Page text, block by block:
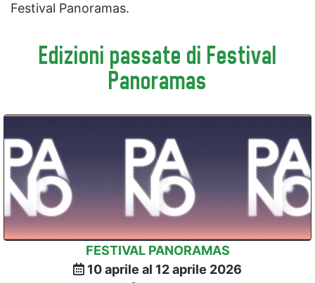
Festival Panoramas.
Edizioni passate di Festival
Panoramas
FESTIVAL PANORAMAS
10 aprile al 12 aprile 2026